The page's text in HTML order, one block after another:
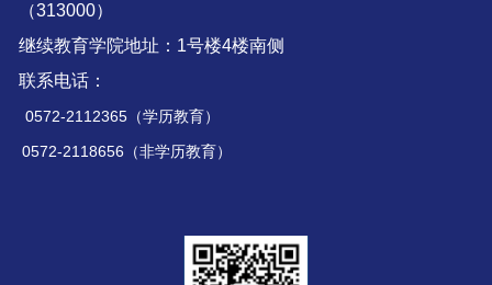
（313000）
继续教育学院地址：1号楼4楼南侧
联系电话：
0572-2112365（学历教育）
0572-2118656（非学历教育）